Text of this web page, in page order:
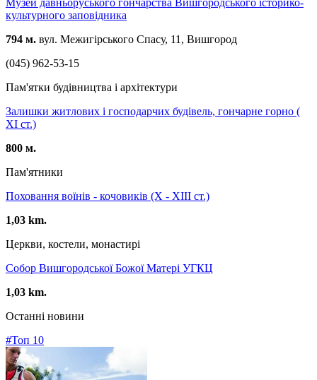
Музей давньоруського гончарства Вишгородського історико-
культурного заповідника
794 м. вул. Межигірського Спасу, 11, Вишгород
(045) 962-53-15
Пам'ятки будівництва і архітектури
Залишки житлових і господарчих будівель, гончарне горно (
ХІ ст.)
800 м.
Пам'ятники
Поховання воїнів - кочовиків (X - XIII ст.)
1,03 km.
Церкви, костели, монастирі
Собор Вишгородської Божої Матері УГКЦ
1,03 km.
Останні новини
#Топ 10